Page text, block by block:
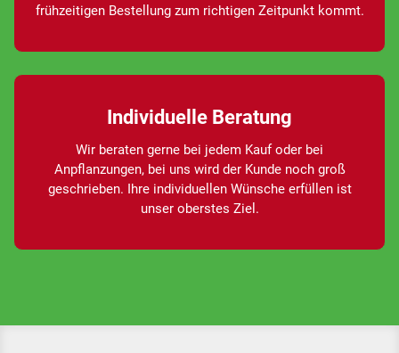
frühzeitigen Bestellung zum richtigen Zeitpunkt kommt.
Individuelle Beratung
Wir beraten gerne bei jedem Kauf oder bei
Anpflanzungen, bei uns wird der Kunde noch groß
geschrieben. Ihre individuellen Wünsche erfüllen ist
unser oberstes Ziel.